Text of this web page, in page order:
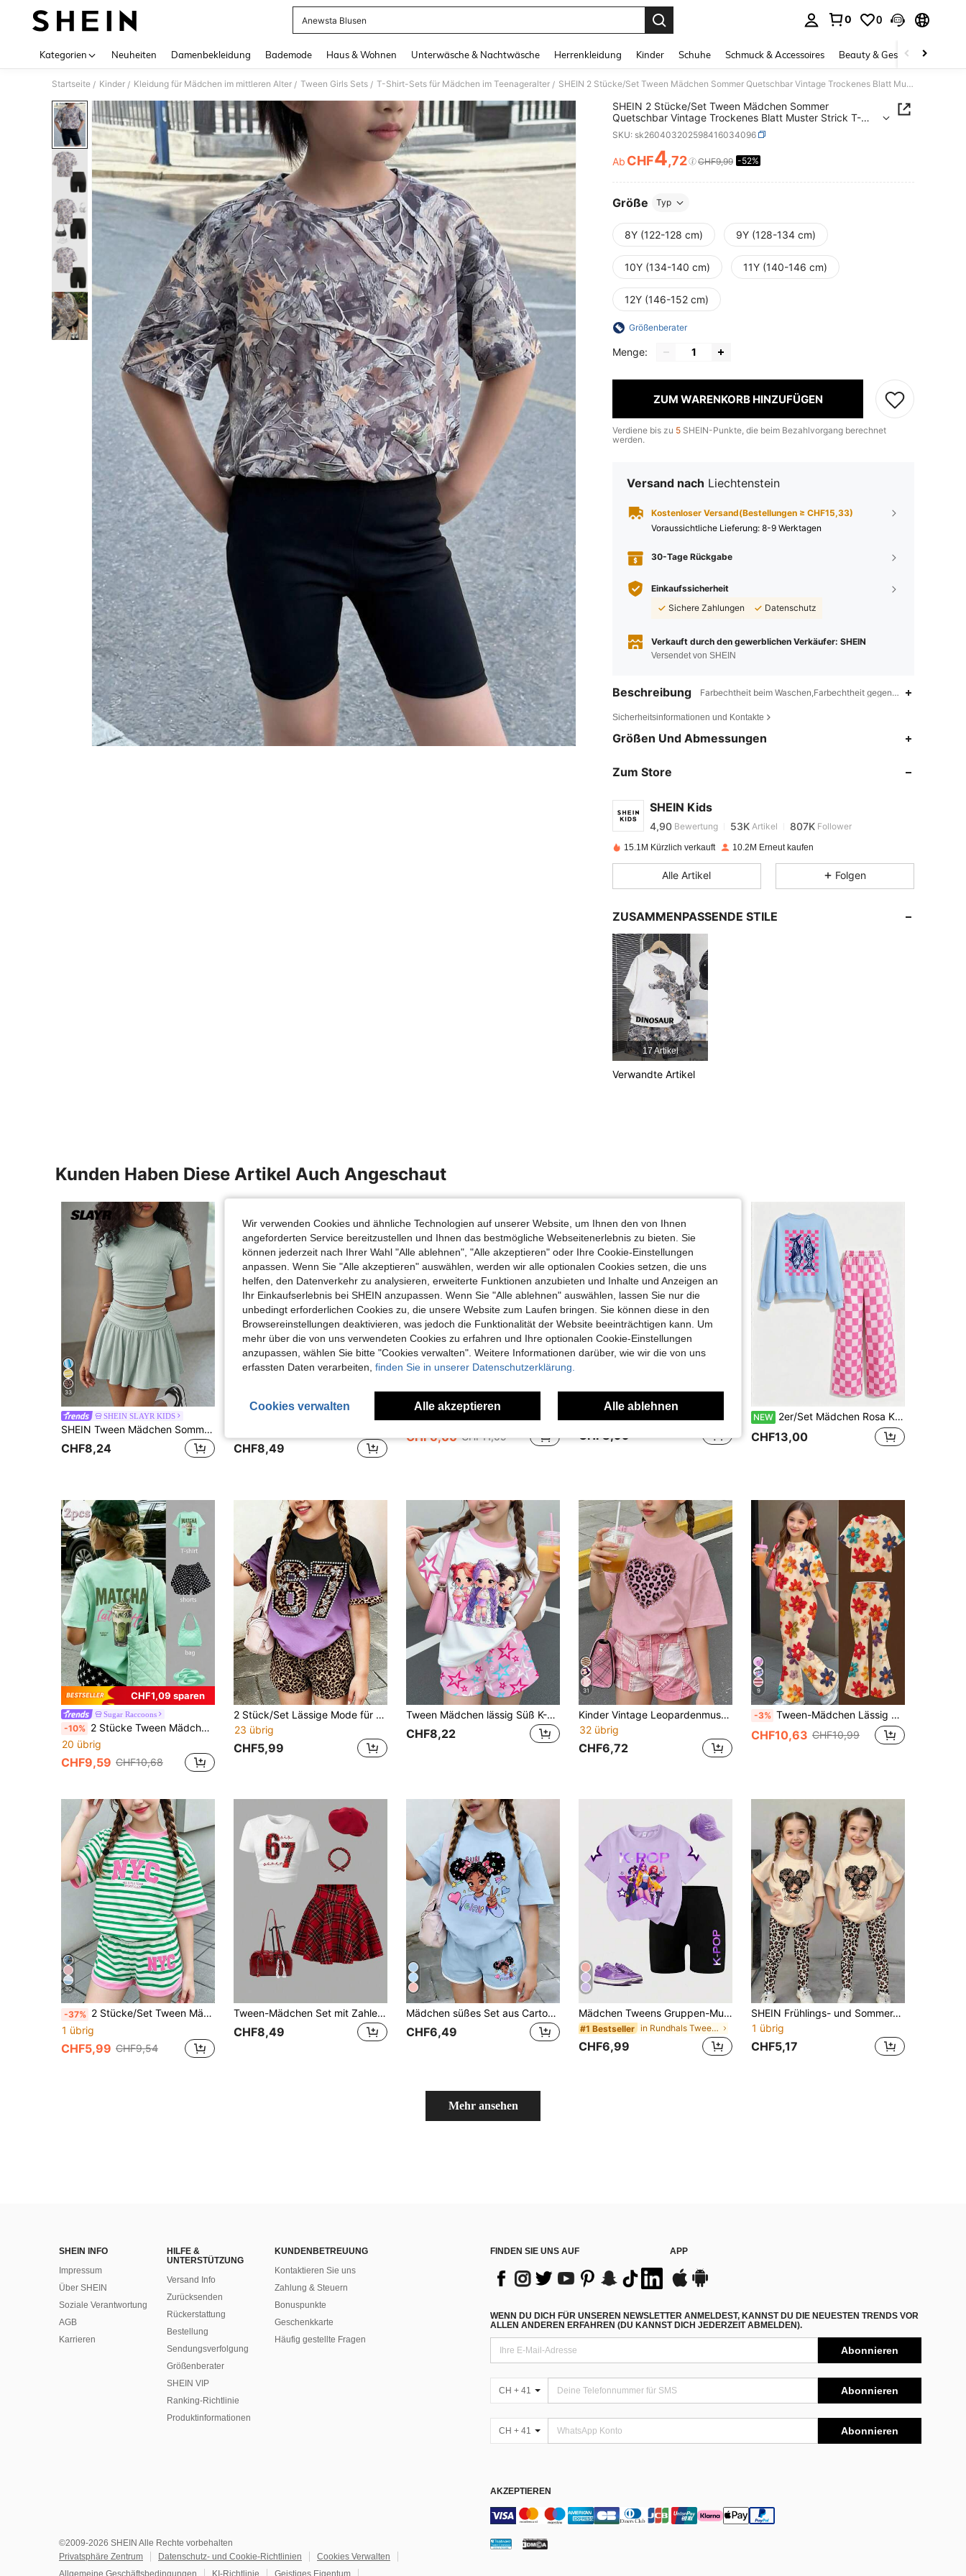
Anewsta Blusen
0 0
Kategorien Neuheiten Damenbekleidung Bademode Haus & Wohnen Unterwäsche & Nachtwäsche Herrenkleidung Kinder Schuhe Schmuck & Accessoires Beauty & Gesundheit
Startseite / Kinder / Kleidung für Mädchen im mittleren Alter / Tween Girls Sets / T-Shirt-Sets für Mädchen im Teenageralter / SHEIN 2 Stücke/Set Tween Mädchen Sommer Quetschbar Vintage Trockenes Blatt Muster Strick T-Shirt + Leggings Set, Lässige Alltags Mode vielseitiger Outfit für Ausflüge, Reisen, Camping, Fotoshootings, Passende Familienoptik
SHEIN 2 Stücke/Set Tween Mädchen Sommer
Quetschbar Vintage Trockenes Blatt Muster Strick T-
Shirt + Leggings Set, Lässige Alltags Mode vielseitiger
Outfit für Ausflüge, Reisen, Camping, Fotoshootings,
Passende Familienoptik
SKU: sk260403202598416034096
PRICE AND AVAILABILITY
Ab CHF4,72 CHF9,99 -52%
Größe Typ
8Y (122-128 cm) 9Y (128-134 cm)
10Y (134-140 cm) 11Y (140-146 cm)
12Y (146-152 cm)
Größenberater
Menge:
ZUM WARENKORB HINZUFÜGEN
Verdiene bis zu 5 SHEIN-Punkte, die beim Bezahlvorgang berechnet
werden.
Versand nach Liechtenstein
Kostenloser Versand(Bestellungen ≥ CHF15,33)
Voraussichtliche Lieferung: 8-9 Werktagen
30-Tage Rückgabe
Einkaufssicherheit
Sichere Zahlungen
Datenschutz
Verkauft durch den gewerblichen Verkäufer: SHEIN
Versendet von SHEIN
Beschreibung Farbechtheit beim Waschen,Farbechtheit gegenüber
Sicherheitsinformationen und Kontakte
Größen Und Abmessungen
Zum Store
SHEIN Kids
4,90 53K
4,90 Bewertung 53K Artikel 807K Follower
4,90 53K 807K
4,90 53K
4,90
4,90
4,90
15.1M Kürzlich verkauft 10.2M Erneut kaufen
Alle Artikel Folgen
ZUSAMMENPASSENDE STILE
17 Artikel
Verwandte Artikel
Kunden Haben Diese Artikel Auch Angeschaut
33
SHEIN SLAYR KIDS
SHEIN Tween Mädchen Sommer süß lässig graues Rockset: Kurzarm Crop Top und plissierter Minirock, Sommer
CHF8,24 CHF8,49
SHEIN Tween Mädchen Sportliches Set aus rosa und dunkelgrünem Kontrast-Kurzarm-T-Shirt und Shorts, Sommer, locker sitzend, leichter Stoff, geeignet für Alltagstragen, lässig Sport oder zum Kombinieren
CHF6,00 CHF11,09
20
CHF8,99
NEW 2er/Set Mädchen Rosa Karo & Fischmuster Rundhals Sweatshirt + zufällige Patchwork Karo Hose, Herbst/Winter Mode Neuer Stil
CHF13,00
CHF1,09 sparen
Sugar Raccoons
-10% 2 Stücke Tween Mädchen Sommer Outfit - Kurzarm T-Shirt kombiniert mit gestreifter Shorts, modischer/Y2K/Streetwear Stil, künstlerischer Vibe Top und Shorts Set
20 übrig
CHF9,59 CHF10,68
2 Stück/Set Lässige Mode für Mädchen im Teenager-Alter, Schwarz & Lila Farbverlauf 67 Vintage Leopardenmuster T-Shirt und Shorts Set, Retro Leopard 67 Muster, verspielte bedeutungslose 67 Ziffern, Tween-Mädchen minimalistische locker sitzende Kurzarm Bluse + Shorts, cooles Outfit für Kinder, Grundausstattung für den Sommer
23 übrig
CHF5,99
Tween Mädchen lässig Süß K-Pop Superstars Cartoon Girlgroup Muster weiß Kurzarm T-Shirt und cremefarbene rosa Stern Muster Shorts 2 Stücke Set, geeignet für den Sommer
CHF8,22
31
Kinder Vintage Leopardenmuster Herz Patchwork Stickerei Muster, Tween Mädchen Lässig Minimalistisch Kurzarm & Shorts 2-teiliges Set, geeignet für den Sommer
32 übrig
CHF6,72
9
-3% Tween-Mädchen Lässig Minimalistisch Süß Lustig Strukturierter Blumenmuster Kurzarm & Lange Hose 2 Stücke Set, Geeignet für Sommer, Grafik, Gemütlich, Mädchen Outfit Sets, Y2K, Vintage, Urlaub
CHF10,63 CHF10,99
30
-37% 2 Stücke/Set Tween Mädchen lässig Grün gestreift & "New York" Grafik, Kontrast Pink, Rückkehr zur Schule Stil, College Vibe, Kurzarm Top und Shorts, süßer Sommer Outfit
1 übrig
CHF5,99 CHF9,54
Tween-Mädchen Set mit Zahlen-Muster Kurzarm T-Shirt und kariertem Rock
CHF8,49
Mädchen süßes Set aus Cartoon Mädchen & Herz Schleife Muster Rundhals T-Shirt + Shorts, bequemer Alltagsoutfit für Teenager Mädchen im Sommer
CHF6,49
Mädchen Tweens Gruppen-Muster Rundhals Kurzarm T-Shirt + K-POP Buchstaben Muster enge Shorts, Frühling/Sommer Neues Tween-Mädchen 2-teiliges Set
#1 Bestseller in Rundhals Tween Girls T-Shirt Co-ords
CHF6,99
SHEIN Frühlings- und Sommer-lässig-Mode kreative personalisierte erfrischende minimalistische Dutt-Frisur coole Mädchen Leopard Muster Schleife Sonnenbrille Leopard Muster Muster lässig Basic Kurz-T-Shirt und Leggings Set, bequem für den täglichen Gebrauch, geeignet für Frühling, Sommer und Herbst Tween-Mädchen Atmosphäre Outfit, Sets
1 übrig
CHF5,17
Mehr ansehen
SHEIN INFO
Impressum
Über SHEIN
Soziale Verantwortung
AGB
Karrieren
HILFE &
UNTERSTÜTZUNG
Versand Info
Zurücksenden
Rückerstattung
Bestellung
Sendungsverfolgung
Größenberater
SHEIN VIP
Ranking-Richtlinie
​Produktinformationen
KUNDENBETREUUNG
Kontaktieren Sie uns
Zahlung & Steuern
Bonuspunkte
Geschenkkarte
Häufig gestellte Fragen
FINDEN SIE UNS AUF APP
WENN DU DICH FÜR UNSEREN NEWSLETTER ANMELDEST, KANNST DU DIE NEUESTEN TRENDS VOR
ALLEN ANDEREN ERFAHREN (DU KANNST DICH JEDERZEIT ABMELDEN).
Abonnieren
CH + 41 Abonnieren
CH + 41 Abonnieren
AKZEPTIEREN
©2009-2026 SHEIN Alle Rechte vorbehalten
Privatsphäre Zentrum
Datenschutz- und Cookie-Richtlinien
Cookies Verwalten
Wir verwenden Cookies und ähnliche Technologien auf unserer Website, um Ihnen den von Ihnen
angeforderten Service bereitzustellen und Ihnen das bestmögliche Webseitenerlebnis zu bieten. Sie
können jederzeit nach Ihrer Wahl "Alle ablehnen", "Alle akzeptieren" oder Ihre Cookie-Einstellungen
anpassen. Wenn Sie "Alle akzeptieren" auswählen, werden wir alle optionalen Cookies setzen, die uns
helfen, den Datenverkehr zu analysieren, erweiterte Funktionen anzubieten und Inhalte und Anzeigen an
Ihr Einkaufserlebnis bei SHEIN anzupassen. Wenn Sie "Alle ablehnen" auswählen, lassen Sie nur die
unbedingt erforderlichen Cookies zu, die unsere Website zum Laufen bringen. Sie können diese in den
Browsereinstellungen deaktivieren, was jedoch die Funktionalität der Website beeinträchtigen kann. Um
mehr über die von uns verwendeten Cookies zu erfahren und Ihre optionalen Cookie-Einstellungen
anzupassen, wählen Sie bitte "Cookies verwalten". Weitere Informationen darüber, wie wir die von uns
erfassten Daten verarbeiten, finden Sie in unserer Datenschutzerklärung.
Cookies verwalten Alle akzeptieren Alle ablehnen